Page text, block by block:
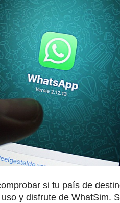
si tu país de
y disfrute de WhatSim.